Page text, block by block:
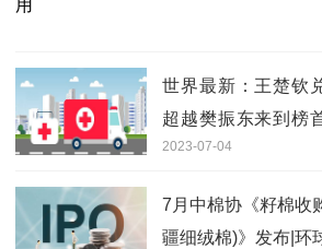
世界最新：王楚钦
超越樊振东来到榜
了
2023-07-04
7月中棉协《籽棉收
疆细绒棉)》发布|环